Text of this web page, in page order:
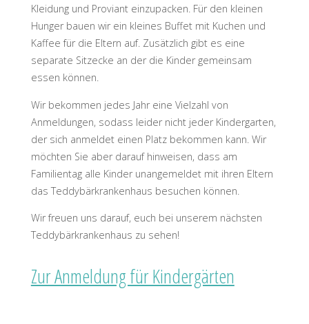
Kleidung und Proviant einzupacken. Für den kleinen
Hunger bauen wir ein kleines Buffet mit Kuchen und
Kaffee für die Eltern auf. Zusätzlich gibt es eine
separate Sitzecke an der die Kinder gemeinsam
essen können.
Wir bekommen jedes Jahr eine Vielzahl von
Anmeldungen, sodass leider nicht jeder Kindergarten,
der sich anmeldet einen Platz bekommen kann. Wir
möchten Sie aber darauf hinweisen, dass am
Familientag alle Kinder unangemeldet mit ihren Eltern
das Teddybärkrankenhaus besuchen können.
Wir freuen uns darauf, euch bei unserem nächsten
Teddybärkrankenhaus zu sehen!
Zur Anmeldung für Kindergärten